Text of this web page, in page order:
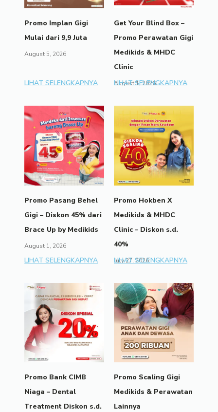
Promo Implan Gigi
Mulai dari 9,9 Juta
August 5, 2026
LIHAT SELENGKAPNYA
Get Your Blind Box –
Promo Perawatan Gigi
Medikids & MHDC
Clinic
August 1, 2026
LIHAT SELENGKAPNYA
Promo Pasang Behel
Gigi – Diskon 45% dari
Brace Up by Medikids
August 1, 2026
LIHAT SELENGKAPNYA
Promo Hokben X
Medikids & MHDC
Clinic – Diskon s.d.
40%
July 27, 2026
LIHAT SELENGKAPNYA
Promo Bank CIMB
Niaga – Dental
Treatment Diskon s.d.
Promo Scaling Gigi
Medikids & Perawatan
Lainnya